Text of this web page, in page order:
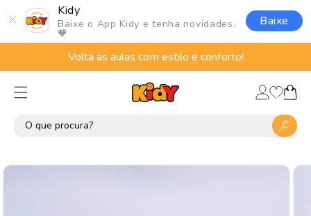
Kidy
Baixe o App Kidy e tenha novidades.
🧡
Baixe
para o
conteúdo
Volta às aulas com estilo e conforto!
Fazer
login
Lista
deCarrinho